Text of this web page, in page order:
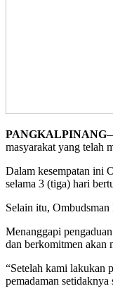
PANGKALPINANG
masyarakat yang telah
Dalam kesempatan ini
selama 3 (tiga) hari
Selain itu,
Menanggapi
dan berkomitmen akan
“Setelah kami lakukan
pemadaman